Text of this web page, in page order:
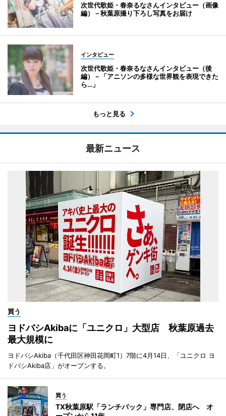
次世代歌姫・春奈るなさんインタビュー（画像
編）－秋葉原撮り下ろし写真をお届け
インタビュー
次世代歌姫・春奈るなさんインタビュー（後
編）－「アニソンの多様な世界観を表現できた
ら…」
もっと見る
最新ニュース
買う
ヨドバシAkibaに「ユニクロ」大型店 秋葉原過去
最大規模に
ヨドバシAkiba（千代田区神田花岡町1）7階に4月14日、「ユニクロ ヨ
ドバシAkiba店」がオープンする。
買う
TX秋葉原駅「ランチパック」専門店、閉店へ オ